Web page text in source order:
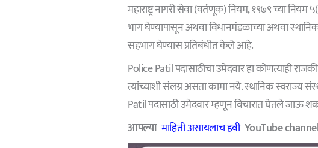
महाराष्ट्र नागरी सेवा (वर्तणूक) नियम, १९७९ च्या
भाग घेण्यापासून अथवा विधानमंडळाच्या अथवा
सहभाग घेण्यास प्रतिबंधीत केले आहे.
Police Patil पदासाठीचा उमेदवार हा कोणत्याही
त्यांच्याशी संलग्न असता कामा नये. स्थानिक स्वराज्य
Patil पदासाठी उमेदवार म्हणून विचारात घेतले जाऊ
आपल्यामाहिती असायलाच हवी YouTube